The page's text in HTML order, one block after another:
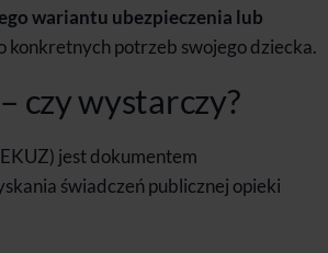
wariantu ubezpieczenia lub
konkretnych potrzeb swojego dziecka.
czy wystarczy?
jest dokumentem
świadczeń publicznej opieki